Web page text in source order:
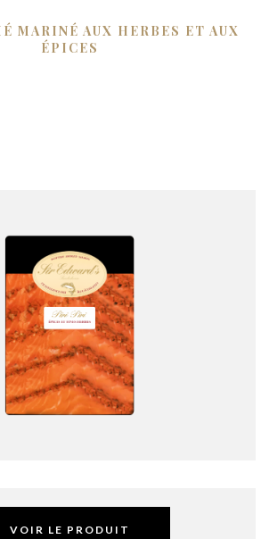
MARINÉ AUX HERBES ET AUX
ÉPICES
VOIR LE PRODUIT